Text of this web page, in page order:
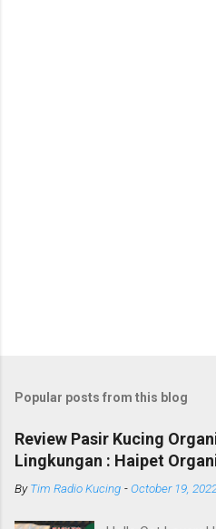
Popular posts from this blog
Review Pasir Kucing
Lingkungan : Haipet
ByTim Radio Kucing -October 19,